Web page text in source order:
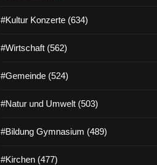
#Kultur Konzerte (634)
#Wirtschaft (562)
#Gemeinde (524)
#Natur und Umwelt (503)
#Bildung Gymnasium (489)
#Kirchen (477)